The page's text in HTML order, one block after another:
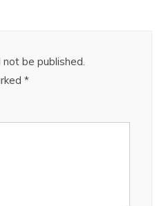
be published.
*